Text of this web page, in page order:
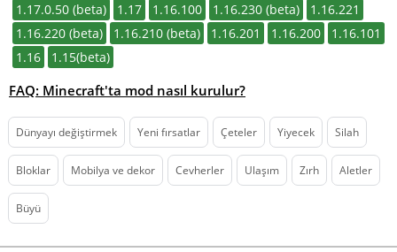
1.17.0.50 (beta)
1.17 1.16.100 1.16.230 (beta)
1.16.221
1.16.220 (beta)
1.16.210 (beta) 1.16.201 1.16.200
1.16.101
1.16
1.15(beta)
FAQ: Minecraft'ta mod nasıl kurulur?
Dünyayı değiştirmek Yeni fırsatlar Çeteler Yiyecek Silah
Bloklar Mobilya ve dekor Cevherler Ulaşım Zırh Aletler
Büyü